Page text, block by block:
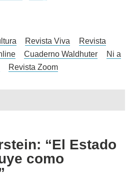
Revista Viva
Revista
Cuaderno Waldhuter
Ni a
Revista Zoom
“El Estado
como